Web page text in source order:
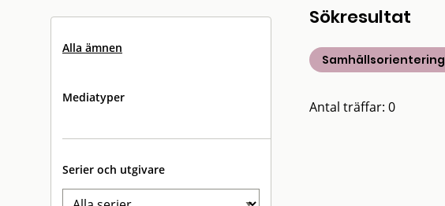
Alla ämnen
Mediatyper
Serier och utgivare
Sökresultat
Samhällsorientering
Antal träffar: 0